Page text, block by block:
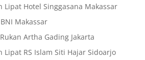
Lipat Hotel Singgasana Makassar
Makassar
Artha Gading Jakarta
Lipat RS Islam Siti Hajar Sidoarjo